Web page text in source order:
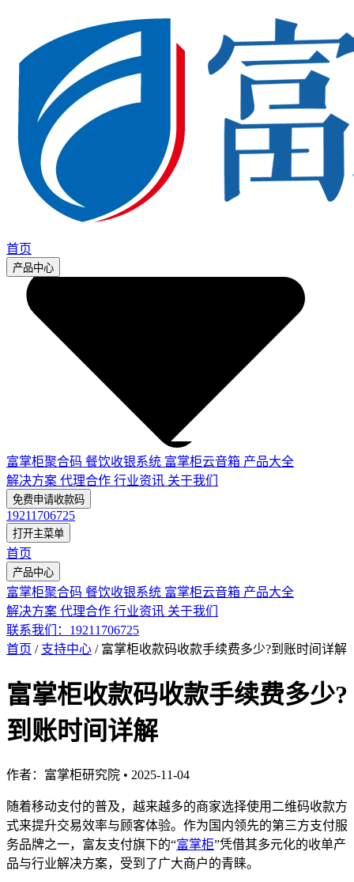
首页
产品中心
富掌柜聚合码 餐饮收银系统 富掌柜云音箱 产品大全
解决方案 代理合作 行业资讯 关于我们
免费申请收款码
19211706725
打开主菜单
首页
产品中心
富掌柜聚合码 餐饮收银系统 富掌柜云音箱 产品大全
解决方案 代理合作 行业资讯 关于我们
联系我们：19211706725
首页 / 支持中心 / 富掌柜收款码收款手续费多少?到账时间详解
富掌柜收款码收款手续费多少?
到账时间详解
作者：富掌柜研究院 • 2025-11-04
随着移动支付的普及，越来越多的商家选择使用二维码收款方
式来提升交易效率与顾客体验。作为国内领先的第三方支付服
务品牌之一，富友支付旗下的“富掌柜”凭借其多元化的收单产
品与行业解决方案，受到了广大商户的青睐。